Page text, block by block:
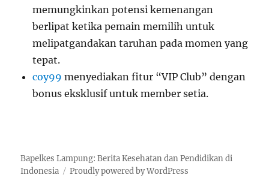
memungkinkan potensi kemenangan
berlipat ketika pemain memilih untuk
melipatgandakan taruhan pada momen yang
tepat.
coy99 menyediakan fitur “VIP Club” dengan
bonus eksklusif untuk member setia.
Bapelkes Lampung: Berita Kesehatan dan Pendidikan di
Indonesia
Proudly powered by WordPress